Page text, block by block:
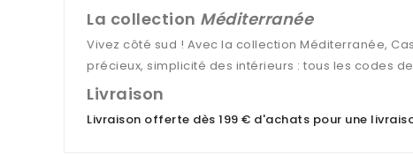
La collection Méditerranée
Vivez côté sud ! Avec la collection Méditerranée,
précieux, simplicité des intérieurs : tous les codes
Livraison
Livraison offerte dès 199 € d'achats pour une